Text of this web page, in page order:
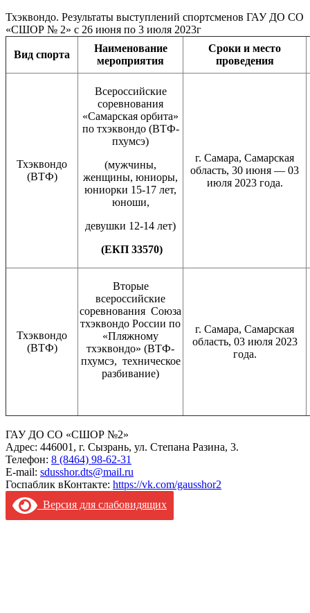
Тхэквондо. Результаты выступлений спортсменов ГАУ ДО СО
«СШОР № 2» с 26 июня по 3 июля 2023г
Вид спорта
Наименование
мероприятия
Сроки и место
проведения
Тхэквондо
(ВТФ)
Всероссийские
соревнования
«Самарская орбита»
по тхэквондо (ВТФ-
пхумсэ)
(мужчины,
женщины, юниоры,
юниорки 15-17 лет,
юноши,
девушки 12-14 лет)
(ЕКП 33570)
г. Самара, Самарская
область, 30 июня — 03
июля 2023 года.
Тхэквондо
(ВТФ)
Вторые
всероссийские
соревнования Союза
тхэквондо России по
«Пляжному
тхэквондо» (ВТФ-
пхумсэ, техническое
разбивание)
г. Самара, Самарская
область, 03 июля 2023
года.
ГАУ ДО СО «СШОР №2»
Адрес: 446001, г. Сызрань, ул. Степана Разина, 3.
Телефон: 8 (8464) 98-62-31
E-mail: sdusshor.dts@mail.ru
Госпаблик вКонтакте: https://vk.com/gausshor2
Версия для слабовидящих